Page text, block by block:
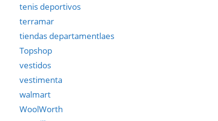
tenis deportivos
terramar
tiendas departamentlaes
Topshop
vestidos
vestimenta
walmart
WoolWorth